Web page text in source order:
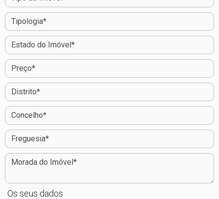
Os seus dados